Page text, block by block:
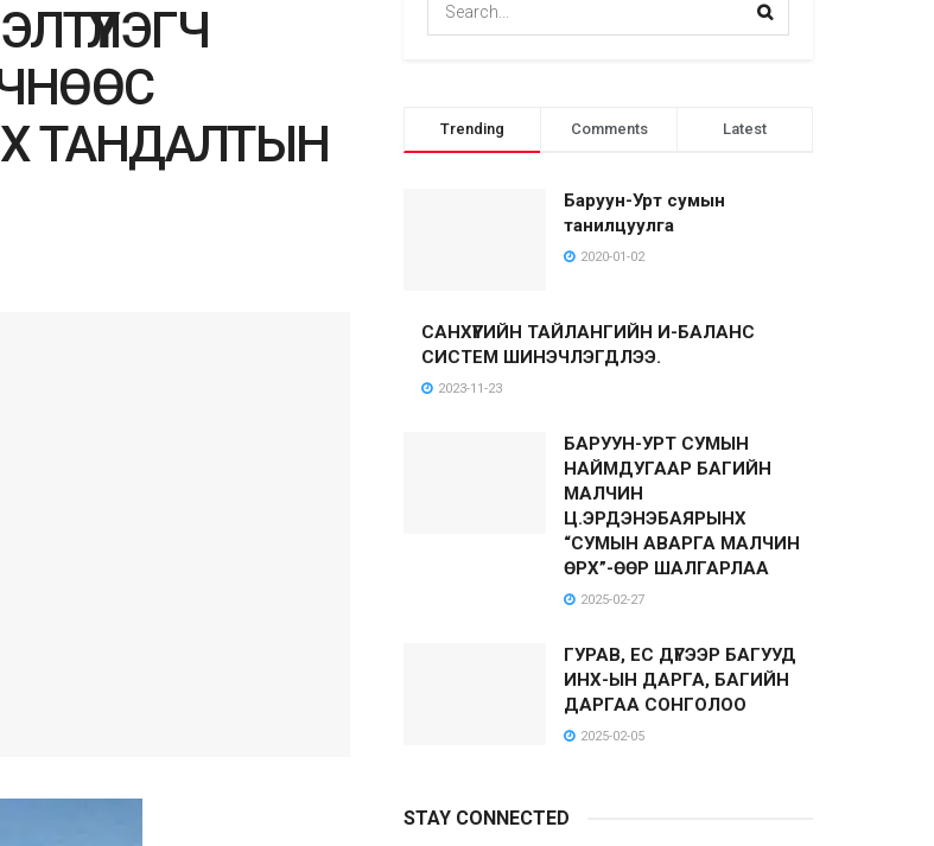
ТАНДАЛТЫН
Trending Comments Latest
Баруун-Урт сумын
танилцуулга
2020-01-02
САНХҮҮГИЙН ТАЙЛАНГИЙН И-БАЛАНС
СИСТЕМ ШИНЭЧЛЭГДЛЭЭ.
2023-11-23
БАРУУН-УРТ СУМЫН
НАЙМДУГААР БАГИЙН
МАЛЧИН
Ц.ЭРДЭНЭБАЯРЫНХ
“СУМЫН АВАРГА МАЛЧИН
ӨРХ”-ӨӨР ШАЛГАРЛАА
2025-02-27
ГУРАВ, ЕС ДҮГЭЭР БАГУУД
ИНХ-ЫН ДАРГА, БАГИЙН
ДАРГАА СОНГОЛОО
2025-02-05
STAY CONNECTED